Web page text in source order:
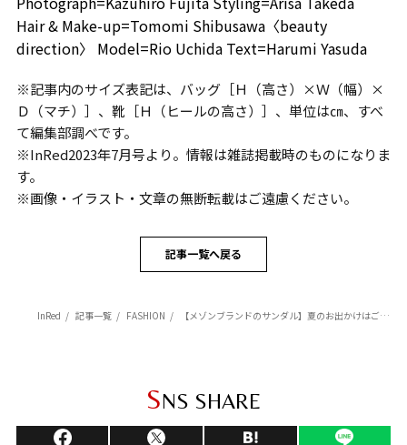
Hair & Make-up=Tomomi Shibusawa〈beauty
direction〉 Model=Rio Uchida Text=Harumi Yasuda
※記事内のサイズ表記は、バッグ［Ｈ（高さ）×Ｗ（幅）×
Ｄ（マチ）］、靴［Ｈ（ヒールの高さ）］、単位は㎝、すべ
て編集部調べです。
※InRed2023年7月号より。情報は雑誌掲載時のものになりま
す。
※画像・イラスト・文章の無断転載はご遠慮ください。
記事一覧へ戻る
InRed 記事一覧 FASHION 【メゾンブランドのサンダル】夏のお出かけはご自慢サンダルと一緒に♡
SNS SHARE